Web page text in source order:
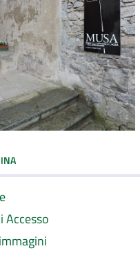
Accesso